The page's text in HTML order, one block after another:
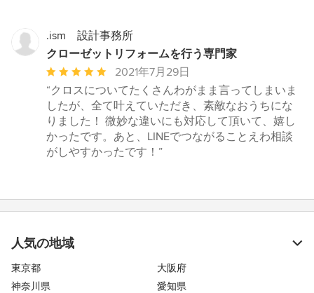
.ism 設計事務所
クローゼットリフォームを行う専門家
平
均
評
価：
5
つ
5
2021年7月29日
“クロスについてたくさんわがまま言ってしまいま
したが、全て叶えていただき、素敵なおうちにな
りました！ 微妙な違いにも対応して頂いて、嬉し
かったです。あと、LINEでつながることえわ相談
がしやすかったです！”
人気の地域
東京都
大阪府
神奈川県
愛知県